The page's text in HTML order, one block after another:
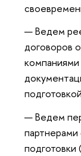
Ведем
договоров
Ведем
партнерами